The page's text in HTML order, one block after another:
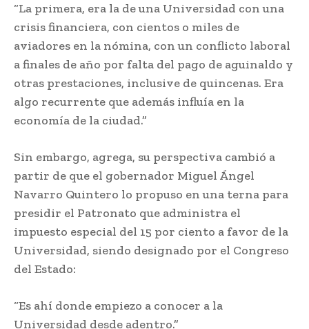
“La primera, era la de una Universidad con una
crisis financiera, con cientos o miles de
aviadores en la nómina, con un conflicto laboral
a finales de año por falta del pago de aguinaldo y
otras prestaciones, inclusive de quincenas. Era
algo recurrente que además influía en la
economía de la ciudad.”
Sin embargo, agrega, su perspectiva cambió a
partir de que el gobernador Miguel Ángel
Navarro Quintero lo propuso en una terna para
presidir el Patronato que administra el
impuesto especial del 15 por ciento a favor de la
Universidad, siendo designado por el Congreso
del Estado:
“Es ahí donde empiezo a conocer a la
Universidad desde adentro.”